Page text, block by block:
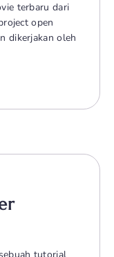
terbaru dari
open
dikerjakan oleh